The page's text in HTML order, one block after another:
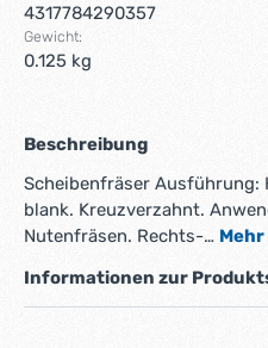
4317784290357
Gewicht:
0.125 kg
Beschreibung
Scheibenfräser Ausführung:
blank. Kreuzverzahnt.
Nutenfräsen. Rechts-… Mehr
Informationen zur